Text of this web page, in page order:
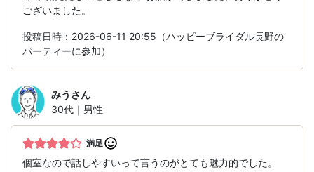
ございました。
投稿日時：2026-06-11 20:55（ハッピーブライダル長野の
パーティーに参加）
みう さん
30代｜男性
満足
個室なので話しやすいって言うのがとても魅力的でした。